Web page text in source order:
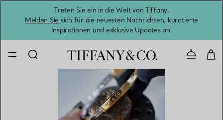
Treten Sie ein in die Welt von Tiffany.
Melden Sie sich für die neuesten Nachrichten, kuratierte
Inspirationen und exklusive Updates an.